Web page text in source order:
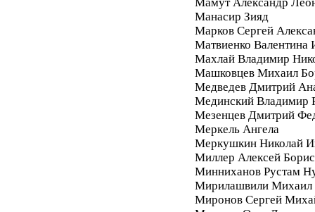
Манасир Зияд
Марков Сергей
Матвиенко Валентина
Махлай Владимир
Машковцев Михаил
Медведев Дмитрий
Мединский Владимир
Мезенцев Дмитрий
Меркель Ангела
Меркушкин Николай
Миллер Алексей
Минниханов Рустам
Мирилашвили Михаил
Миронов Сергей